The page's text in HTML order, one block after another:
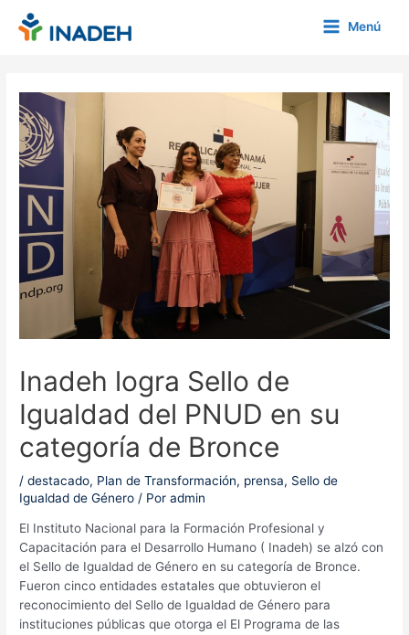
Menú
Inadeh logra Sello de
Igualdad del PNUD en su
categoría de Bronce
/destacado, Plan de Transformación, prensa, Sello de
Igualdad de Género / Poradmin
El Instituto Nacional para la Formación Profesional y
Capacitación para el Desarrollo Humano ( Inadeh) se alzó con
el Sello de Igualdad de Género en su categoría de Bronce.
Fueron cinco entidades estatales que obtuvieron el
reconocimiento del Sello de Igualdad de Género para
instituciones públicas que otorga el El Programa de las